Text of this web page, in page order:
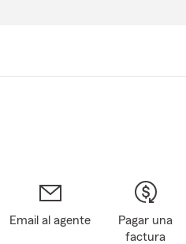
Email al agente
Pagar una
factura